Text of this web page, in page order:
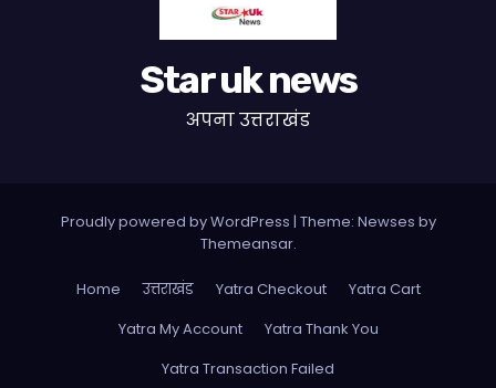
Star uk news
अपना उत्तराखंड
Proudly powered by WordPress | Theme: Newses by
Themeansar.
Home उत्तराखंड Yatra Checkout
Yatra Cart
Yatra My Account
Yatra Thank You
Yatra Transaction Failed